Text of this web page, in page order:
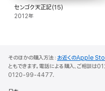
センゴク天正記(15)
2012年
そのほかの購入方法： お近くのApple
ともできます。電話による購入、ご相
0120-99-4477.